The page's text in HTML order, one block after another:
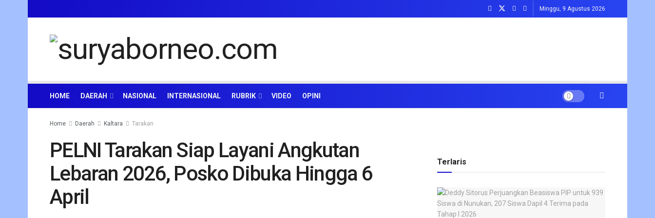
Minggu, 9 Agustus 2026
HOME DAERAH NASIONAL INTERNASIONAL RUBRIK VIDEO OPINI
Home Daerah Kaltara Tarakan
PELNI Tarakan Siap Layani Angkutan
Lebaran 2026, Posko Dibuka Hingga 6
April
Terlaris